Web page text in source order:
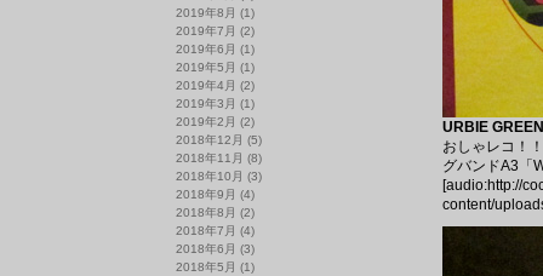
URBIE
おしゃレコ！
グバンドA3「
[audio:http://
content/
2019年8月 (1)
2019年7月 (2)
2019年6月 (1)
2019年5月 (1)
2019年4月 (2)
2019年3月 (1)
2019年2月 (2)
2018年12月 (5)
2018年11月 (8)
2018年10月 (3)
2018年9月 (4)
2018年8月 (2)
2018年7月 (4)
2018年6月 (3)
2018年5月 (1)